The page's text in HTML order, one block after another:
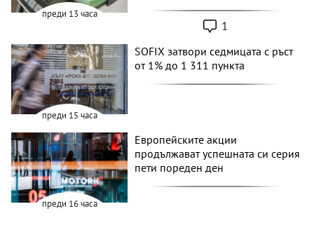
преди 13 часа
1
преди 15 часа
SOFIX затвори седмицата с ръст
от 1% до 1 311 пункта
преди 16 часа
Европейските акции
продължават успешната си серия
пети пореден ден